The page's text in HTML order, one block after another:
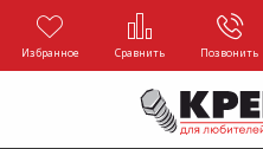
Избранное Сравнить Позвонить